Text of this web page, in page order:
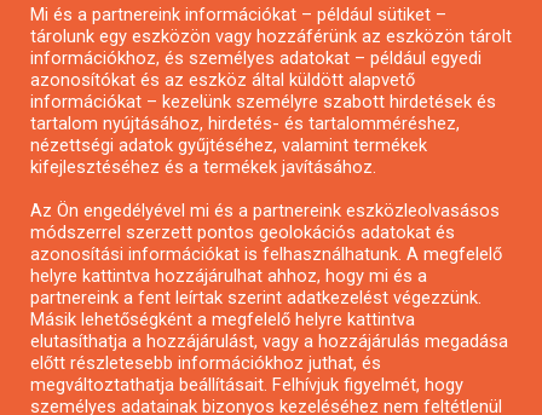
Pályázatírás civil szervezeteknek
Pályázatírás önkormányzatoknak
Pályázatfigyelés
Specifikus pályázatfigyelés vagy hírlevél
Pályázatok magánszemélyeknek
Pályázatok civil szervezeteknek
Pályázatok vállalkozásoknak
Önkormányzati pályázatok
Mezőgazdasági pályázatok
Mi és a partnereink információkat – például sütiket –
tárolunk egy eszközön vagy hozzáférünk az eszközön tárolt
információkhoz, és személyes adatokat – például egyedi
azonosítókat és az eszköz által küldött alapvető
információkat – kezelünk személyre szabott hirdetések és
tartalom nyújtásához, hirdetés- és tartalomméréshez,
nézettségi adatok gyűjtéséhez, valamint termékek
kifejlesztéséhez és a termékek javításához.
Az Ön engedélyével mi és a partnereink eszközleolvasásos
módszerrel szerzett pontos geolokációs adatokat és
azonosítási információkat is felhasználhatunk. A megfelelő
helyre kattintva hozzájárulhat ahhoz, hogy mi és a
partnereink a fent leírtak szerint adatkezelést végezzünk.
Másik lehetőségként a megfelelő helyre kattintva
elutasíthatja a hozzájárulást, vagy a hozzájárulás megadása
előtt részletesebb információkhoz juthat, és
megváltoztathatja beállításait. Felhívjuk figyelmét, hogy
személyes adatainak bizonyos kezeléséhez nem feltétlenül